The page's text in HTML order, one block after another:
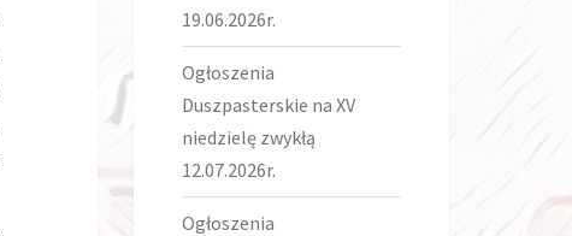
19.06.2026r.
Ogłoszenia
Duszpasterskie na XV
niedzielę zwykłą
12.07.2026r.
Ogłoszenia